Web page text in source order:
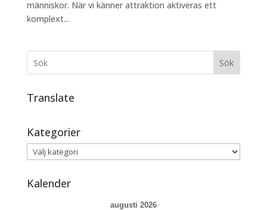
människor. När vi känner attraktion aktiveras ett
komplext...
Sök
Translate
Kategorier
Kategorier
Kalender
augusti 2026